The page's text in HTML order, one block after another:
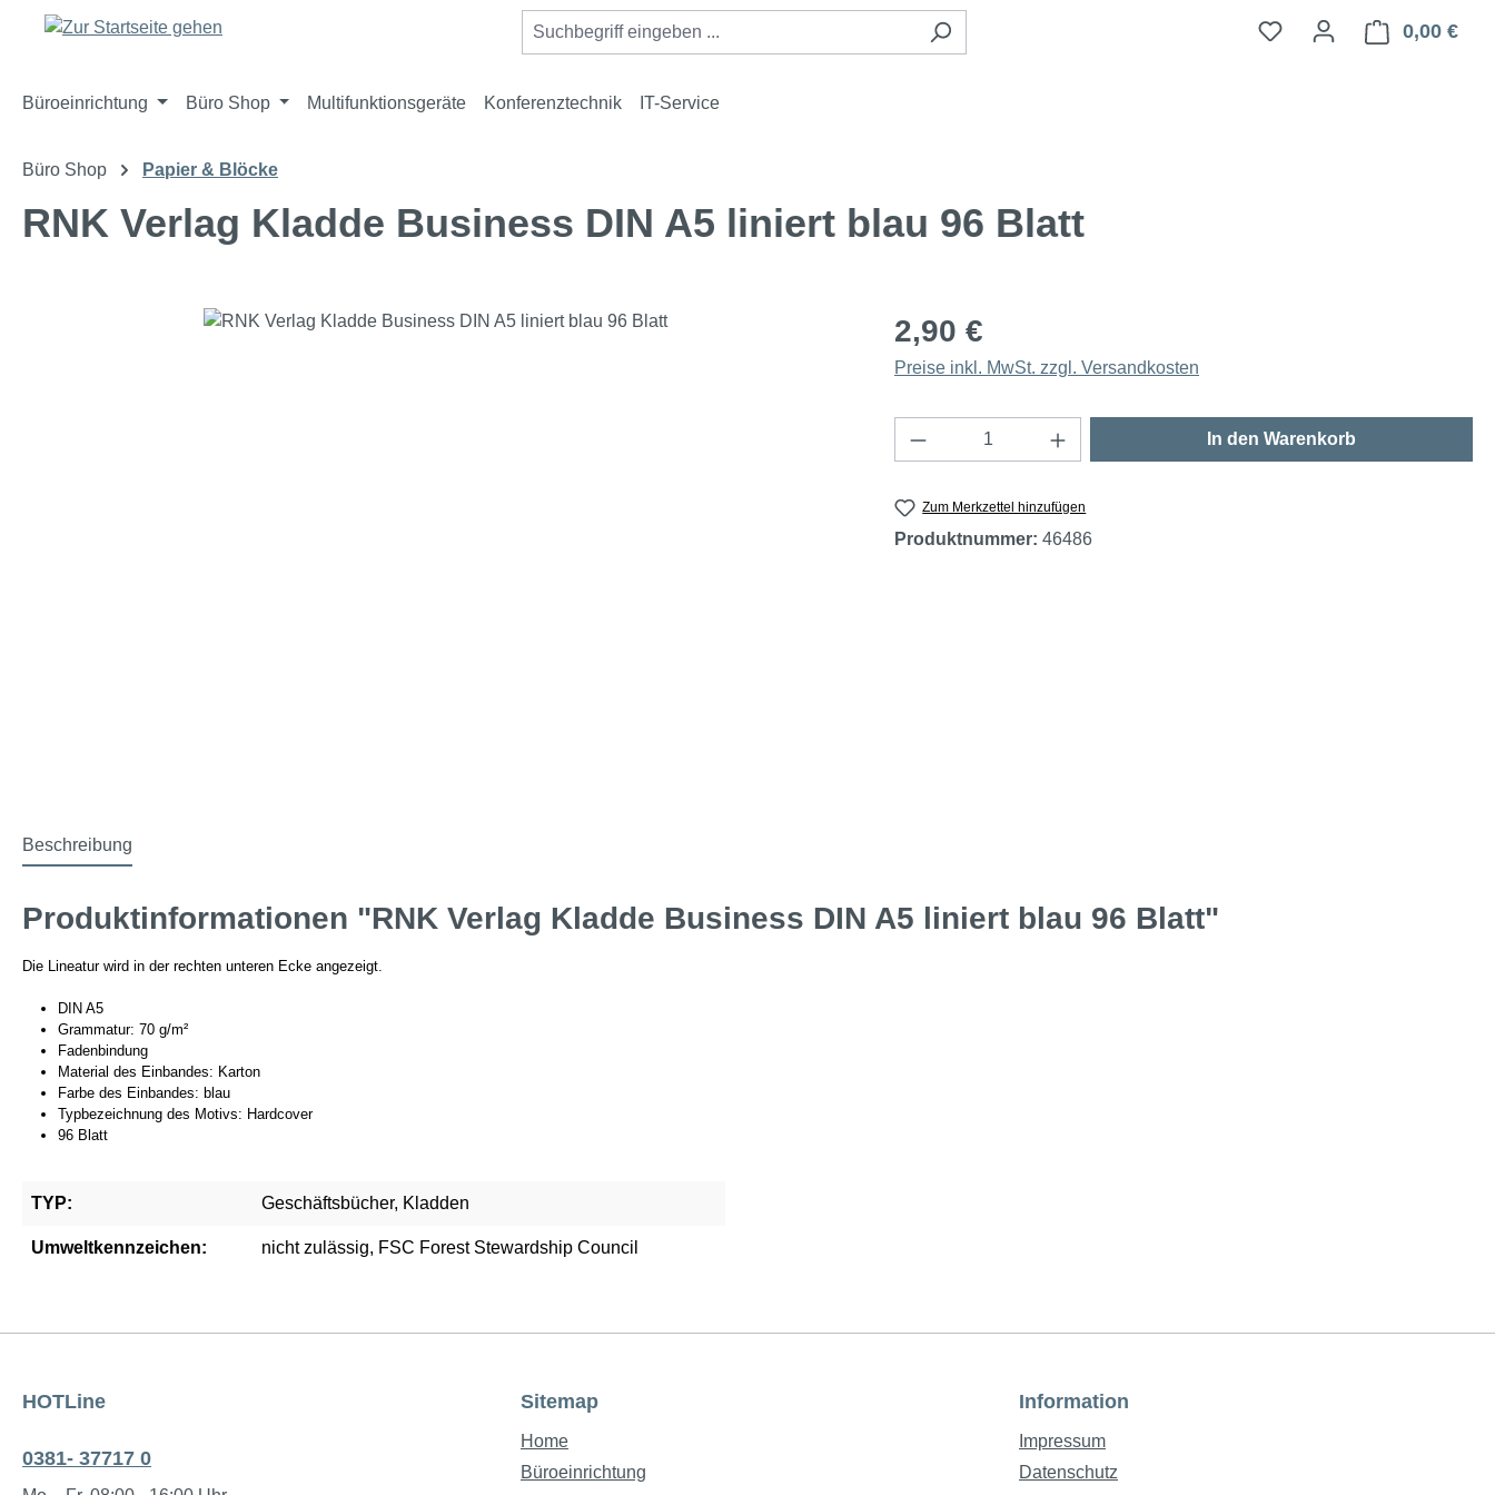
Hauptinhalt springen
Zur Suche springen
Zur Hauptnavigation springen 0,00 €
Büroeinrichtung Büro Shop Multifunktionsgeräte Konferenztechnik IT-Service
Büro Shop Papier & Blöcke
RNK Verlag Kladde Business DIN A5 liniert blau 96 Blatt
Bildergalerie überspringen 2,90 €
Preise inkl. MwSt. zzgl. Versandkosten
Produkt Anzahl: Gib den gewünschten Wert ein
In den Warenkorb
Zum Merkzettel hinzufügen
Produktnummer: 46486
Beschreibung
Produktinformationen "RNK Verlag Kladde Business DIN A5 liniert blau 96 Blatt"
Die Lineatur wird in der rechten unteren Ecke angezeigt.
DIN A5
Grammatur: 70 g/m²
Fadenbindung
Material des Einbandes: Karton
Farbe des Einbandes: blau
Typbezeichnung des Motivs: Hardcover
96 Blatt
TYP: Geschäftsbücher, Kladden
Umweltkennzeichen: nicht zulässig, FSC Forest Stewardship Council
HOTLine
0381- 37717 0
Sitemap
Home
Büroeinrichtung
Information
Impressum
Datenschutz